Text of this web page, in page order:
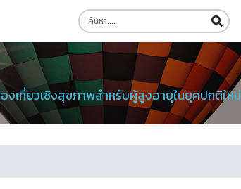
เที่ยวเชิงสุขภาพสำหรับผู้สูงอายุในยุคปกติใหม่